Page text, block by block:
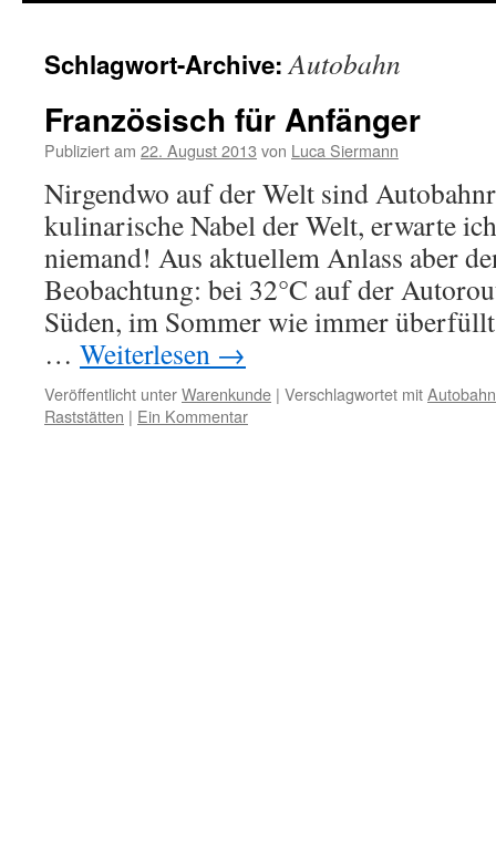
Schlagwort-Archive:Autobahn
Französisch für Anfänger
Publiziert am 22. August 2013 von Luca Siermann
Nirgendwo auf der Welt sind
kulinarische Nabel der Welt, erwarte
niemand! Aus aktuellem Anlass aber
Beobachtung: bei 32°C auf der
Süden, im Sommer wie immer
… Weiterlesen →
Veröffentlicht unterWarenkunde | Verschlagwortet mitAutobahn
Raststätten | Ein Kommentar